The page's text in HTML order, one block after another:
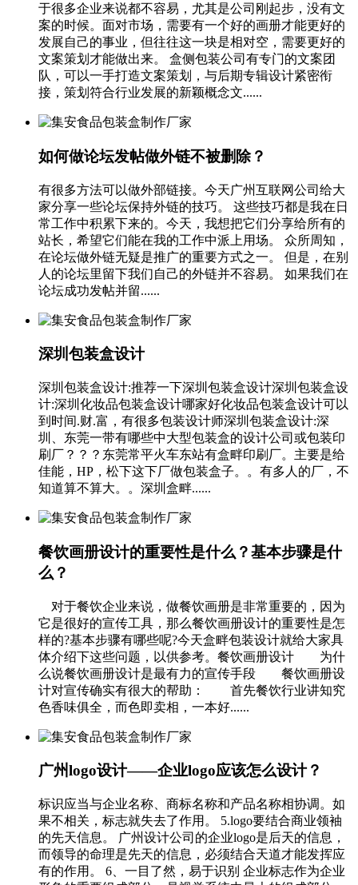
于很多企业来说都不容易，尤其是公司刚起步，没有文
案的时候。面对市场，需要有一个好的画册才能更好的
发展自己的事业，但往往这一块是相对空，需要更好的
文案策划才能做出来。 盒侧包装公司有专门的文案团
队，可以一手打造文案策划，与后期专辑设计紧密衔
接，策划符合行业发展的新颖概念文......
如何做论坛发帖做外链不被删除？
有很多方法可以做外部链接。今天广州互联网公司给大
家分享一些论坛保持外链的技巧。 这些技巧都是我在日
常工作中积累下来的。今天，我想把它们分享给所有的
站长，希望它们能在我的工作中派上用场。 众所周知，
在论坛做外链无疑是推广的重要方式之一。 但是，在别
人的论坛里留下我们自己的外链并不容易。 如果我们在
论坛成功发帖并留......
深圳包装盒设计
深圳包装盒设计:推荐一下深圳包装盒设计深圳包装盒设
计:深圳化妆品包装盒设计哪家好化妆品包装盒设计可以
到时间.财.富，有很多包装设计师深圳包装盒设计:深
圳、东莞一带有哪些中大型包装盒的设计公司或包装印
刷厂？？？东莞常平火车东站有盒畔印刷厂。主要是给
佳能，HP，松下这下厂做包装盒子。。有多人的厂，不
知道算不算大。。深圳盒畔......
餐饮画册设计的重要性是什么？基本步骤是什
么？
对于餐饮企业来说，做餐饮画册是非常重要的，因为
它是很好的宣传工具，那么餐饮画册设计的重要性是怎
样的?基本步骤有哪些呢?今天盒畔包装设计就给大家具
体介绍下这些问题，以供参考。餐饮画册设计 为什
么说餐饮画册设计是最有力的宣传手段 餐饮画册设
计对宣传确实有很大的帮助： 首先餐饮行业讲知究
色香味俱全，而色即卖相，一本好......
广州logo设计——企业logo应该怎么设计？
标识应当与企业名称、商标名称和产品名称相协调。如
果不相关，标志就失去了作用。 5.logo要结合商业领袖
的先天信息。 广州设计公司的企业logo是后天的信息，
而领导的命理是先天的信息，必须结合天道才能发挥应
有的作用。 6、一目了然，易于识别 企业标志作为企业